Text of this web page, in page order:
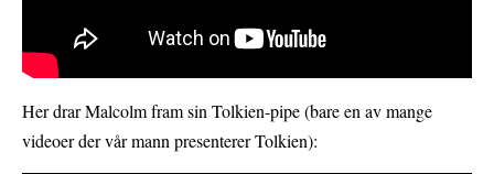
Her drar Malcolm fram sin Tolkien-pipe (bare en av mange
videoer der vår mann presenterer Tolkien):